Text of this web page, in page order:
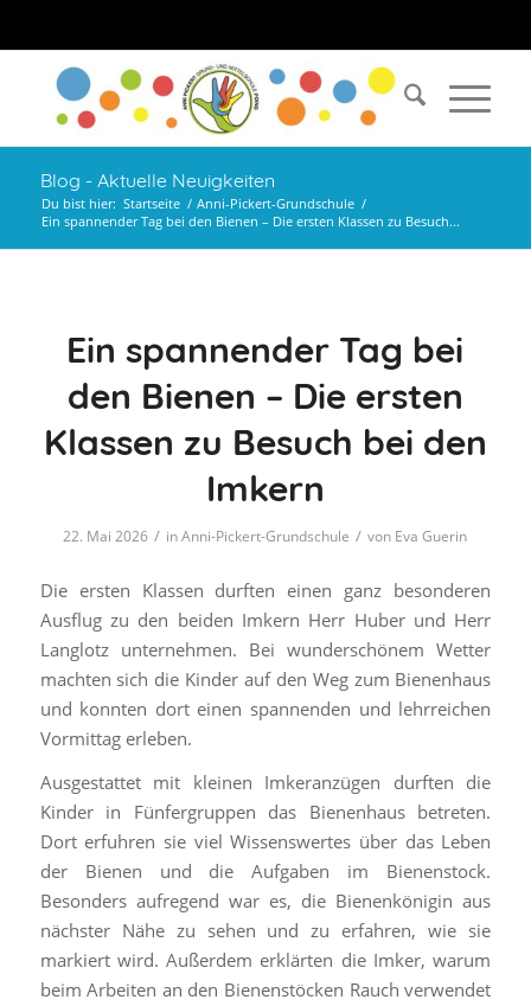
Blog - Aktuelle Neuigkeiten
Du bist hier: Startseite / Anni-Pickert-Grundschule /
Ein spannender Tag bei den Bienen – Die ersten Klassen zu Besuch...
Ein spannender Tag bei
den Bienen – Die ersten
Klassen zu Besuch bei den
Imkern
22. Mai 2026 / inAnni-Pickert-Grundschule / von Eva Guerin
Die ersten Klassen durften einen ganz besonderen
Ausflug zu den beiden Imkern Herr Huber und Herr
Langlotz unternehmen. Bei wunderschönem Wetter
machten sich die Kinder auf den Weg zum Bienenhaus
und konnten dort einen spannenden und lehrreichen
Vormittag erleben.
Ausgestattet mit kleinen Imkeranzügen durften die
Kinder in Fünfergruppen das Bienenhaus betreten.
Dort erfuhren sie viel Wissenswertes über das Leben
der Bienen und die Aufgaben im Bienenstock.
Besonders aufregend war es, die Bienenkönigin aus
nächster Nähe zu sehen und zu erfahren, wie sie
markiert wird. Außerdem erklärten die Imker, warum
beim Arbeiten an den Bienenstöcken Rauch verwendet